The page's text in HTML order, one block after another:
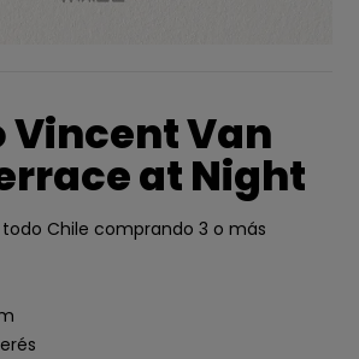
Vincent Van
at Night
Chile comprando 3 o más